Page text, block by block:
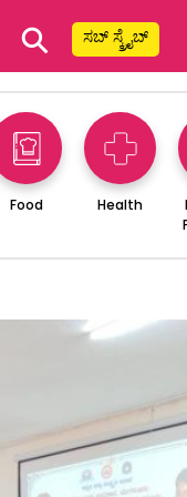
⚲ ಸಬ್ ಸ್ಕ್ರೈಬ್
Food Health